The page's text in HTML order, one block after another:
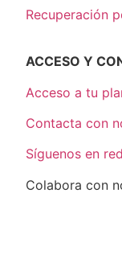
Recuperación
ACCESO Y
Acceso a tu
Contacta con
Síguenos en
Colabora con